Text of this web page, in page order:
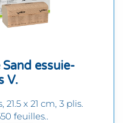
essuie-
V.
x 21 cm, 3 plis.
feuilles..